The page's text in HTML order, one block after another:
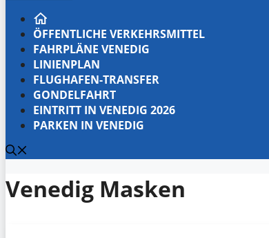
ÖFFENTLICHE VERKEHRSMITTEL
FAHRPLÄNE VENEDIG
LINIENPLAN
FLUGHAFEN-TRANSFER
GONDELFAHRT
EINTRITT IN VENEDIG 2026
PARKEN IN VENEDIG
Venedig Masken